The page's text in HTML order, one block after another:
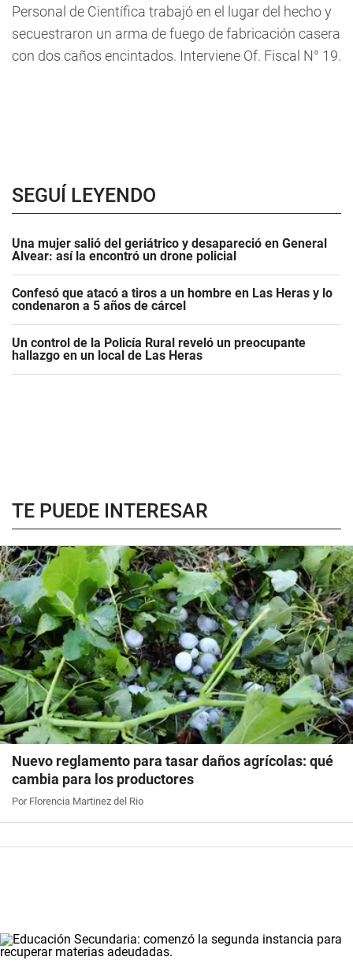
Personal de Científica trabajó en el lugar del hecho y
secuestraron un arma de fuego de fabricación casera
con dos caños encintados. Interviene Of. Fiscal N° 19.
SEGUÍ LEYENDO
Una mujer salió del geriátrico y desapareció en General
Alvear: así la encontró un drone policial
Confesó que atacó a tiros a un hombre en Las Heras y lo
condenaron a 5 años de cárcel
Un control de la Policía Rural reveló un preocupante
hallazgo en un local de Las Heras
TE PUEDE INTERESAR
Nuevo reglamento para tasar daños agrícolas: qué
cambia para los productores
Por Florencia Martinez del Rio